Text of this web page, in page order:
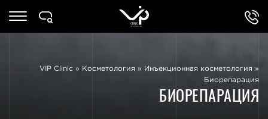
VIP Clinic » Косметология » Инъекционная косметология »
Биорепарация
БИОРЕПАРАЦИЯ